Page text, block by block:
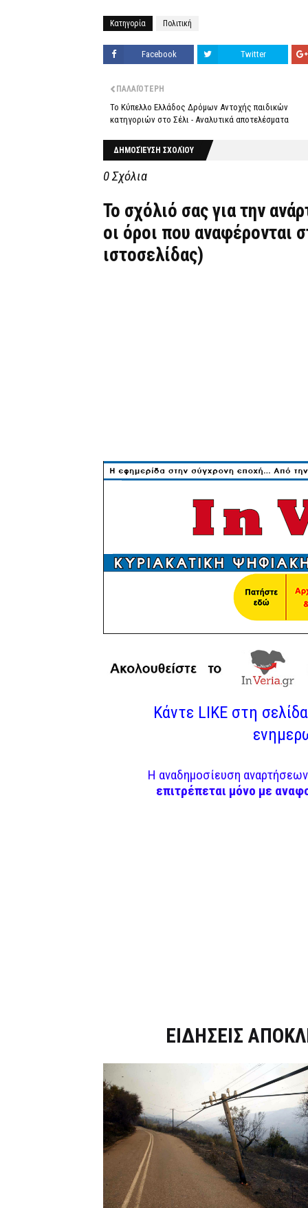
Κατηγορία Πολιτική
Facebook Twitter
ΠΑΛΑΙΌΤΕΡΗ
Το Κύπελλο Ελλάδος Δρόμων Αντοχής παιδικών
κατηγοριών στο Σέλι - Αναλυτικά αποτελέσματα
ΔΗΜΟΣΊΕΥΣΗ ΣΧΟΛΊΟΥ
0 Σχόλια
Το σχόλιό σας για την
οι όροι που αναφέρονται
ιστοσελίδας)
Κάντε LIKE στη
Η αναδημοσίευση
επιτρέπεται μόνο με
ΕΙΔΗΣΕΙΣ